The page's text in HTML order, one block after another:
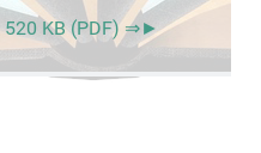
520 KB (PDF) ⇒►